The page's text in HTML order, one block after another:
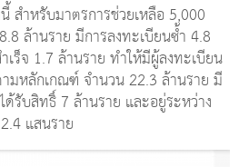
สำหรับมาตรการช่วยเหลือ 5,000
ล้านราย มีการลงทะเบียนซ้ำ 4.8
เร็จ 1.7 ล้านราย ทำให้มีผู้ลงทะเบียน
มหลักเกณฑ์ จำนวน 22.3 ล้านราย มี
รับสิทธิ์ 7 ล้านราย และอยู่ระหว่าง
แสนราย